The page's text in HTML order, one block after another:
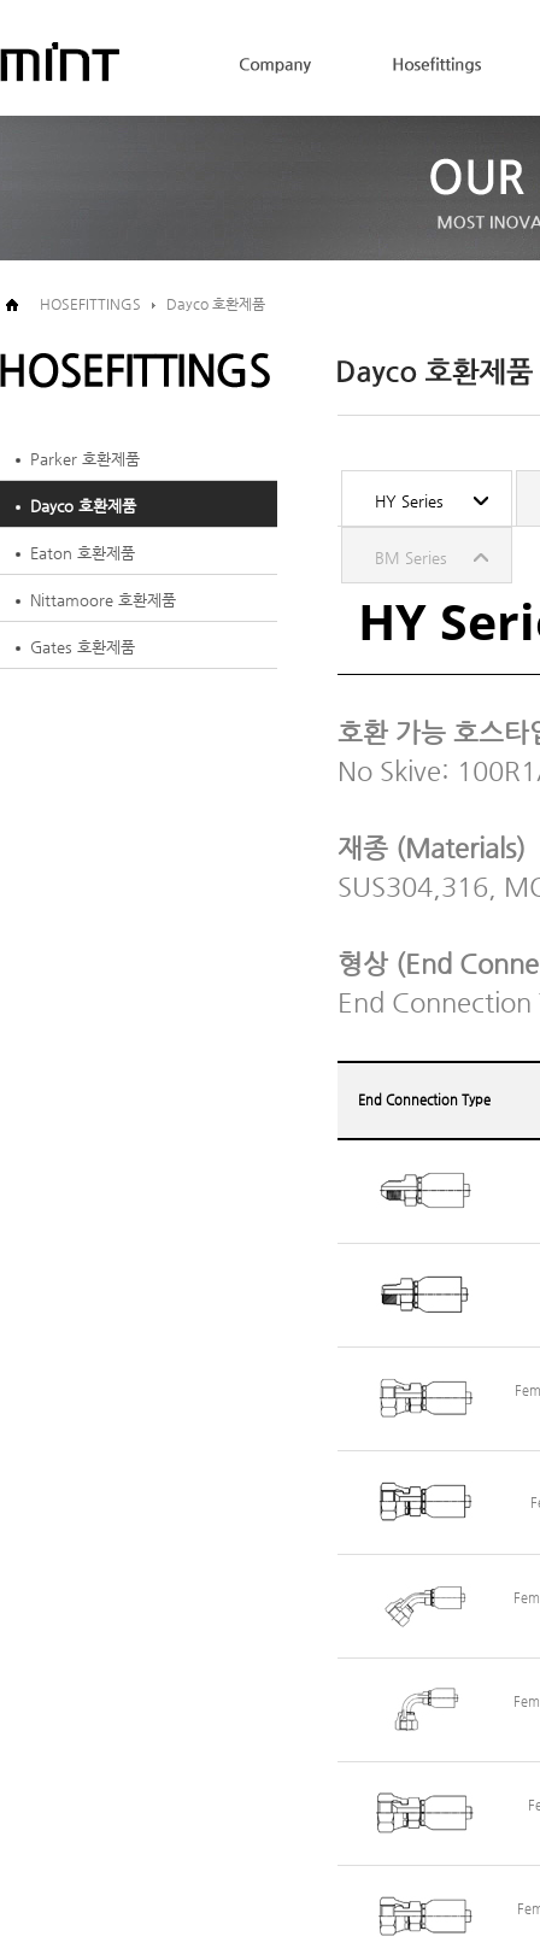
HOSEFITTINGS Dayco 호환제품
Parker 호환제품
Dayco 호환제품
Eaton 호환제품
Nittamoore 호환제품
Gates 호환제품
HY Series
BM Series
HY
호환 가능 호스
No Skive:
재종 (Materials)
SUS304,316,
형상 (End
End Connection
End Connection Type